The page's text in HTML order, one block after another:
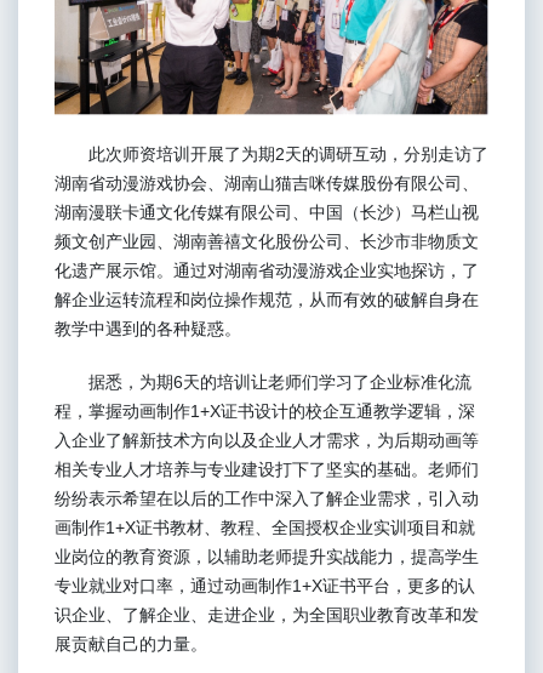
此次师资培训开展了为期2天的调研互动，分别走访了
湖南省动漫游戏协会、湖南山猫吉咪传媒股份有限公司、
湖南漫联卡通文化传媒有限公司、中国（长沙）马栏山视
频文创产业园、湖南善禧文化股份公司、长沙市非物质文
化遗产展示馆。通过对湖南省动漫游戏企业实地探访，了
解企业运转流程和岗位操作规范，从而有效的破解自身在
教学中遇到的各种疑惑。
据悉，为期6天的培训让老师们学习了企业标准化流
程，掌握动画制作1+X证书设计的校企互通教学逻辑，深
入企业了解新技术方向以及企业人才需求，为后期动画等
相关专业人才培养与专业建设打下了坚实的基础。老师们
纷纷表示希望在以后的工作中深入了解企业需求，引入动
画制作1+X证书教材、教程、全国授权企业实训项目和就
业岗位的教育资源，以辅助老师提升实战能力，提高学生
专业就业对口率，通过动画制作1+X证书平台，更多的认
识企业、了解企业、走进企业，为全国职业教育改革和发
展贡献自己的力量。